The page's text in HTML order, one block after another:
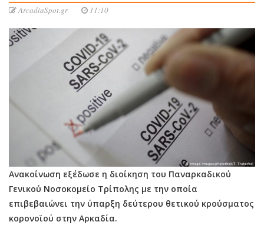
ArcadiaSpot.gr 11:10
Ανακοίνωση εξέδωσε η διοίκηση του Παναρκαδικού
Γενικού Νοσοκομείο Τρίπολης με την οποία
επιβεβαιώνει την ύπαρξη δεύτερου θετικού κρούσματος
κορονοϊού στην Αρκαδία.